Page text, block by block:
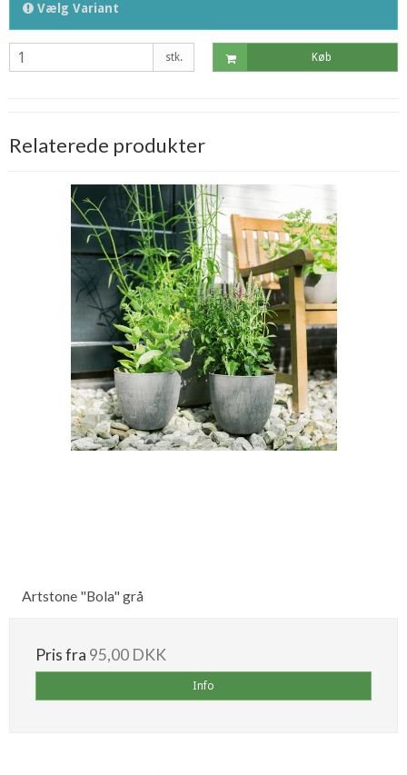
Vælg Variant
stk. Køb
Relaterede produkter
Artstone "Bola" grå
Pris fra 95,00 DKK
Info